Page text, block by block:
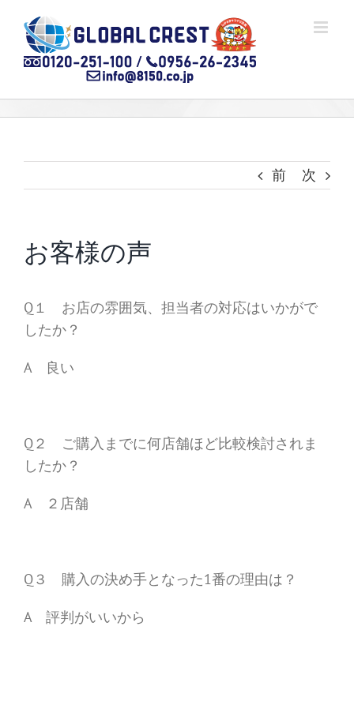
content
前 次
お客様の声
Q１ お店の雰囲気、担当者の対応はいかがで
したか？
A 良い
Q２ ご購入までに何店舗ほど比較検討されま
したか？
A ２店舗
Q３ 購入の決め手となった1番の理由は？
A 評判がいいから